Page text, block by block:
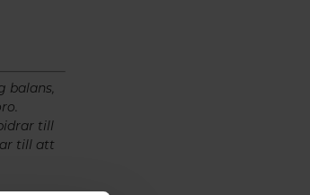
balans,
till
till att